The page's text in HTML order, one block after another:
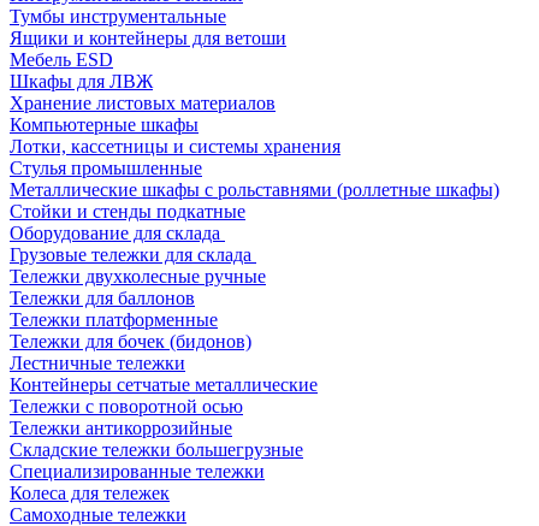
Тумбы инструментальные
Ящики и контейнеры для ветоши
Мебель ESD
Шкафы для ЛВЖ
Хранение листовых материалов
Компьютерные шкафы
Лотки, кассетницы и системы хранения
Стулья промышленные
Металлические шкафы с рольставнями (роллетные шкафы)
Стойки и стенды подкатные
Оборудование для склада
Грузовые тележки для склада
Тележки двухколесные ручные
Тележки для баллонов
Тележки платформенные
Тележки для бочек (бидонов)
Лестничные тележки
Контейнеры сетчатые металлические
Тележки с поворотной осью
Тележки антикоррозийные
Складские тележки большегрузные
Специализированные тележки
Колеса для тележек
Самоходные тележки